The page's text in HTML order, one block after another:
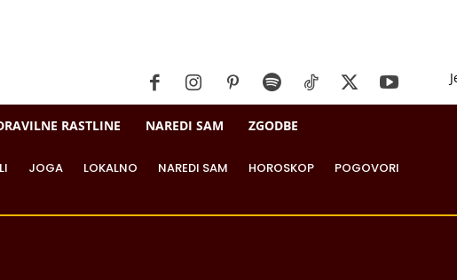
RASTLINE NAREDI SAM ZGODBE
JOGA LOKALNO NAREDI SAM HOROSKOP POGOVORI